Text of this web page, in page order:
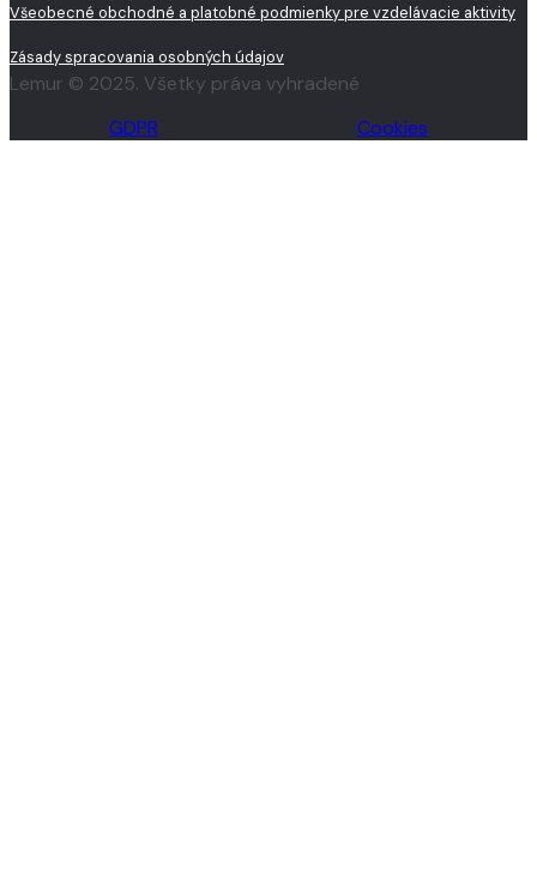
Všeobecné obchodné a platobné podmienky pre vzdelávacie aktivity
Zásady spracovania osobných údajov
Lemur © 2025. Všetky práva vyhradené
GDPR
Cookies